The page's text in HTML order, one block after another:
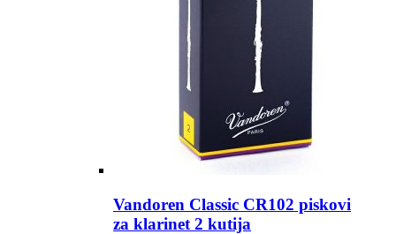
Vandoren Classic CR102 piskovi
za klarinet 2 kutija